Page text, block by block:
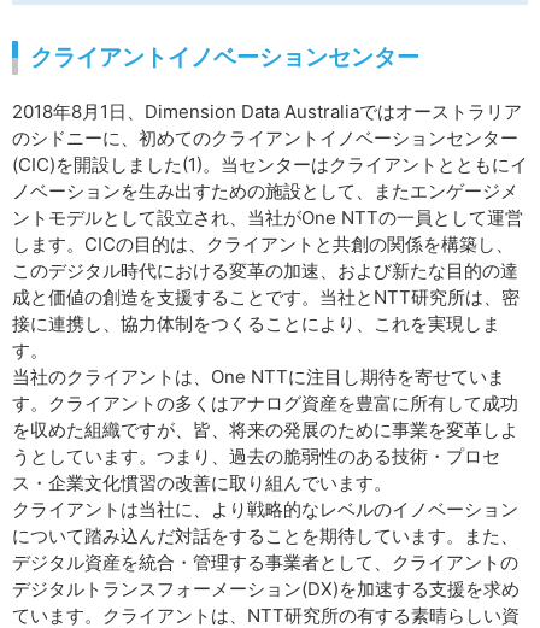
クライアントイノベーションセンター
2018年8月1日、Dimension Data Australiaではオーストラリア
のシドニーに、初めてのクライアントイノベーションセンター
(CIC)を開設しました(1)。当センターはクライアントとともにイ
ノベーションを生み出すための施設として、またエンゲージメ
ントモデルとして設立され、当社がOne NTTの一員として運営
します。CICの目的は、クライアントと共創の関係を構築し、
このデジタル時代における変革の加速、および新たな目的の達
成と価値の創造を支援することです。当社とNTT研究所は、密
接に連携し、協力体制をつくることにより、これを実現しま
す。
当社のクライアントは、One NTTに注目し期待を寄せていま
す。クライアントの多くはアナログ資産を豊富に所有して成功
を収めた組織ですが、皆、将来の発展のために事業を変革しよ
うとしています。つまり、過去の脆弱性のある技術・プロセ
ス・企業文化慣習の改善に取り組んでいます。
クライアントは当社に、より戦略的なレベルのイノベーション
について踏み込んだ対話をすることを期待しています。また、
デジタル資産を統合・管理する事業者として、クライアントの
デジタルトランスフォーメーション(DX)を加速する支援を求め
ています。クライアントは、NTT研究所の有する素晴らしい資